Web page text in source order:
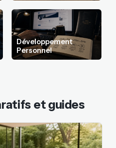
Développement
Personnel
et guides